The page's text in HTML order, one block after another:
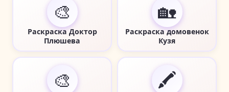
🎨
Раскраска Доктор
Плюшева
🏡
Раскраска домовенок
Кузя
🎨 🖍️